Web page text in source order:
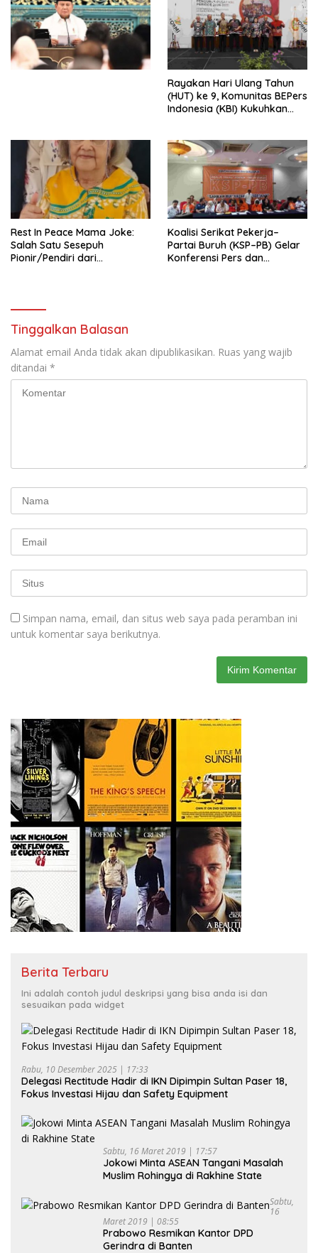
Ekonomi Politik Indonesia) &
Simposium Nasional “Urgensi
Undang-Undang
Perekonomian Nasional dan
Kesejahteraan Sosial dalam
Rayakan Hari Ulang Tahun
(HUT) ke 9, Komunitas BEPers
Indonesia (KBI) Kukuhkan
Tema: “Penguatan dan
Pengembangan Organisasi
KBI yang Berbasis Riset di
seluruh Indonesia dan
Mancanegara”.
Rest In Peace Mama Joke:
Salah Satu Sesepuh
Pionir/Pendiri dari
Kasih Allah.
Koalisi Serikat Pekerja–
Partai Buruh (KSP–PB) Gelar
Konferensi Pers dan
Tinggalkan Balasan
Alamat email Anda tidak akan dipublikasikan. Ruas yang wajib
ditandai *
Simpan nama, email, dan situs web saya pada peramban ini
untuk komentar saya berikutnya.
Berita Terbaru
Ini adalah contoh judul deskripsi yang bisa anda isi dan
sesuaikan pada widget
Rabu, 10 Desember 2025 | 17:33
Delegasi Rectitude Hadir di IKN Dipimpin Sultan Paser 18,
Fokus Investasi Hijau dan Safety Equipment
Sabtu, 16 Maret 2019 | 17:57
Jokowi Minta ASEAN Tangani Masalah
Muslim Rohingya di Rakhine State
Sabtu,
16
Maret 2019 | 08:55
Prabowo Resmikan Kantor DPD
Gerindra di Banten